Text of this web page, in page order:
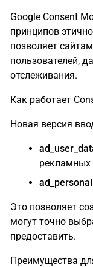
Google Consent
принципов
позволяет
пользователей,
отслеживания.
Как работает
Новая версия
рекламных
Это позволяет
могут точно
предоставить.
Преимущества